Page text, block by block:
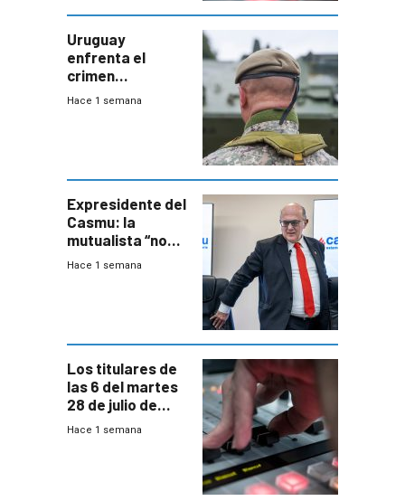
Uruguay
enfrenta el
crimen
organizado con
seguridad
Hace 1 semana
Expresidente del
Casmu: la
mutualista “no
está para pagar”
Hace 1 semana
Los titulares de
las 6 del martes
28 de julio de
2026
Hace 1 semana